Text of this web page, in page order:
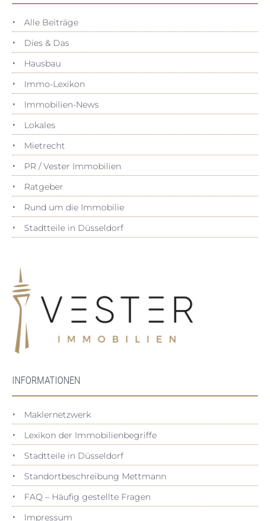
Alle Beiträge
Dies & Das
Hausbau
Immo-Lexikon
Immobilien-News
Lokales
Mietrecht
PR / Vester Immobilien
Ratgeber
Rund um die Immobilie
Stadtteile in Düsseldorf
INFORMATIONEN
Maklernetzwerk
Lexikon der Immobilienbegriffe
Stadtteile in Düsseldorf
Standortbeschreibung Mettmann
FAQ – Häufig gestellte Fragen
Impressum